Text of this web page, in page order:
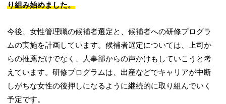
り組み始めました。
今後、女性管理職の候補者選定と、候補者への研修プログラ
ムの実施を計画しています。候補者選定については、上司か
らの推薦だけでなく、人事部からの声かけもしていこうと考
えています。研修プログラムは、出産などでキャリアが中断
しがちな女性の後押しになるように継続的に取り組んでいく
予定です。